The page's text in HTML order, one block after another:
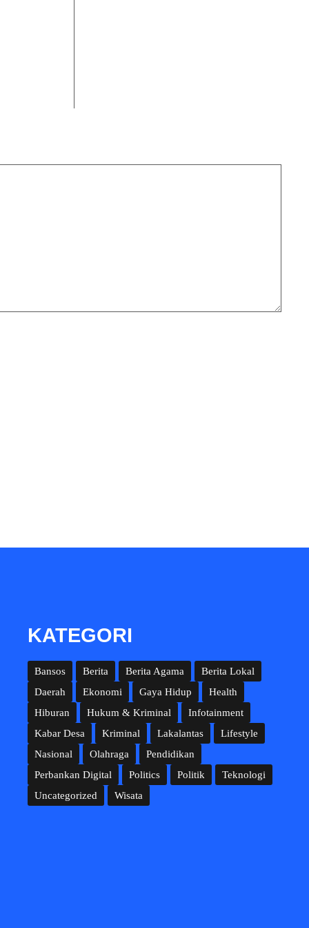
KATEGORI
Bansos Berita Berita Agama
Berita Lokal
Daerah
Ekonomi Gaya Hidup
Health
Hiburan
Hukum & Kriminal
Infotainment
Kabar Desa
Kriminal Lakalantas
Lifestyle
Nasional
Olahraga
Pendidikan
Perbankan Digital
Politics Politik
Teknologi
Uncategorized
Wisata